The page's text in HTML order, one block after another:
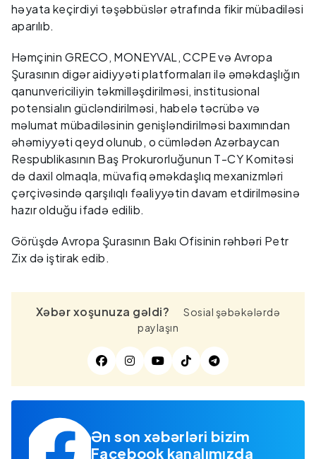
həyata keçirdiyi təşəbbüslər ətrafında fikir mübadiləsi
aparılıb.
Həmçinin GRECO, MONEYVAL, CCPE və Avropa
Şurasının digər aidiyyəti platformaları ilə əməkdaşlığın
qanunvericiliyin təkmilləşdirilməsi, institusional
potensialın gücləndirilməsi, habelə təcrübə və
məlumat mübadiləsinin genişləndirilməsi baxımından
əhəmiyyəti qeyd olunub, o cümlədən Azərbaycan
Respublikasının Baş Prokurorluğunun T-CY Komitəsi
də daxil olmaqla, müvafiq əməkdaşlıq mexanizmləri
çərçivəsində qarşılıqlı fəaliyyətin davam etdirilməsinə
hazır olduğu ifadə edilib.
Görüşdə Avropa Şurasının Bakı Ofisinin rəhbəri Petr
Zix də iştirak edib.
Xəbər xoşunuza gəldi?
Sosial şəbəkələrdə
paylaşın
Ən son xəbərləri bizim
Facebook kanalımızda